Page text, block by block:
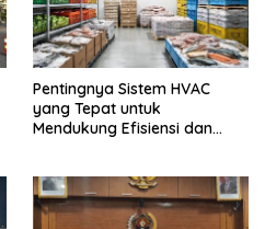
Pentingnya Sistem HVAC
yang Tepat untuk
Mendukung Efisiensi dan